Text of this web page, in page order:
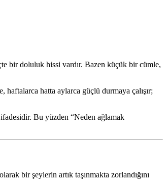
bir doluluk hissi vardır. Bazen küçük bir cümle,
hatta aylarca güçlü durmaya çalışır;
ifadesidir. Bu yüzden “Neden ağlamak
bir şeylerin artık taşınmakta zorlandığını